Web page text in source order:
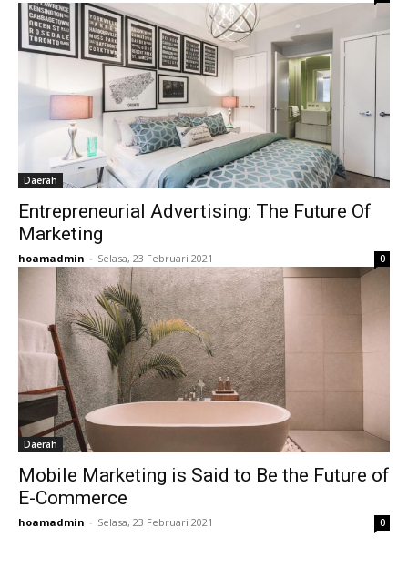
Daerah
Entrepreneurial Advertising: The Future Of
Marketing
hoamadmin - Selasa, 23 Februari 2021 0
Daerah
Mobile Marketing is Said to Be the Future of
E-Commerce
hoamadmin - Selasa, 23 Februari 2021 0